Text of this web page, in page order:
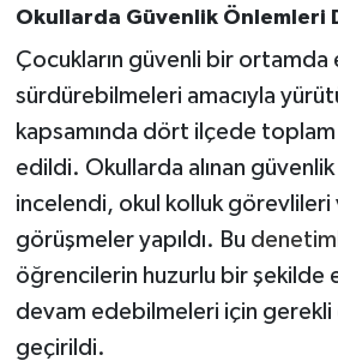
Okullarda Güvenlik Önlemleri
Çocukların güvenli bir ortamda
sürdürebilmeleri amacıyla
kapsamında dört ilçede
edildi. Okullarda alınan
incelendi, okul kolluk
görüşmeler yapıldı. Bu
öğrencilerin huzurlu bir şekilde
devam edebilmeleri için
geçirildi.